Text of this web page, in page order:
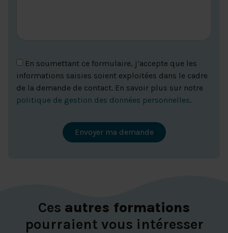
En soumettant ce formulaire, j’accepte que les
informations saisies soient exploitées dans le cadre
de la demande de contact. En savoir plus sur notre
politique de gestion des données personnelles.
Envoyer ma demande
Ces autres formations
pourraient vous intéresser